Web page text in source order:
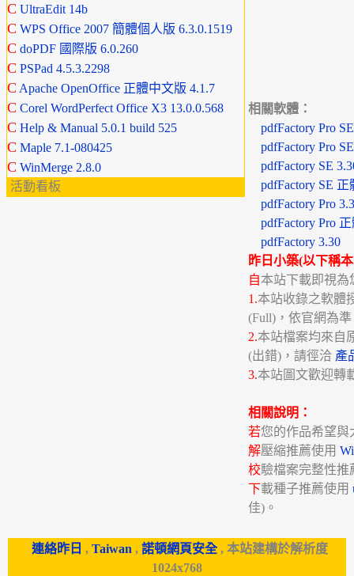
C UltraEdit 14b
C WPS Office 2007 簡體個人版 6.3.0.1519
C doPDF 國際版 6.0.260
C PSPad 4.5.3.2298
C Apache OpenOffice 正體中文版 4.1.7
C Corel WordPerfect Office X3 13.0.0.568
C Help & Manual 5.0.1 build 525
C Maple 7.1-080425
C WinMerge 2.8.0
活動看板
相關軟體：
pdfFactory Pro
pdfFactory Pro
pdfFactory SE
pdfFactory SE 正
pdfFactory Pro
pdfFactory Pro
pdfFactory 3.30
昨日小築(以下稱
自本站下載即視為
1.本站收錄之軟體
(Full)，依官網為
2.本站檔案均來自
(出錯)，請徑洽 產
3.本站圖文歡迎轉
相關說明：
若您的作品希望
解壓縮推薦使用
校驗檔案完整性
下載種子推薦使用
佳)。
連絡昨日 , Taiwan , 諾頓網頁安全, 本站建構於解析度
1024x768